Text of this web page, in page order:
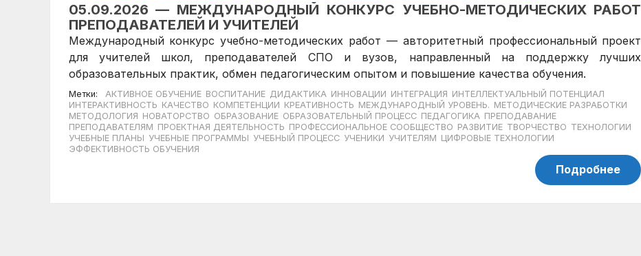
05.09.2026 — МЕЖДУНАРОДНЫЙ КОНКУРС УЧЕБНО-МЕТОДИЧЕСКИХ РАБОТ
ПРЕПОДАВАТЕЛЕЙ И УЧИТЕЛЕЙ
Международный конкурс учебно-методических работ — авторитетный профессиональный проект
для учителей школ, преподавателей СПО и вузов, направленный на поддержку лучших
образовательных практик, обмен педагогическим опытом и повышение качества обучения.
Метки: АКТИВНОЕ ОБУЧЕНИЕ ВОСПИТАНИЕ ДИДАКТИКА ИННОВАЦИИ ИНТЕГРАЦИЯ ИНТЕЛЛЕКТУАЛЬНЫЙ ПОТЕНЦИАЛ
ИНТЕРАКТИВНОСТЬ КАЧЕСТВО КОМПЕТЕНЦИИ КРЕАТИВНОСТЬ МЕЖДУНАРОДНЫЙ УРОВЕНЬ. МЕТОДИЧЕСКИЕ РАЗРАБОТКИ
МЕТОДОЛОГИЯ НОВАТОРСТВО ОБРАЗОВАНИЕ ОБРАЗОВАТЕЛЬНЫЙ ПРОЦЕСС ПЕДАГОГИКА ПРЕПОДАВАНИЕ
ПРЕПОДАВАТЕЛЯМ ПРОЕКТНАЯ ДЕЯТЕЛЬНОСТЬ ПРОФЕССИОНАЛЬНОЕ СООБЩЕСТВО РАЗВИТИЕ ТВОРЧЕСТВО ТЕХНОЛОГИИ
УЧЕБНЫЕ ПЛАНЫ УЧЕБНЫЕ ПРОГРАММЫ УЧЕБНЫЙ ПРОЦЕСС УЧЕНИКИ УЧИТЕЛЯМ ЦИФРОВЫЕ ТЕХНОЛОГИИ
ЭФФЕКТИВНОСТЬ ОБУЧЕНИЯ
Подробнее